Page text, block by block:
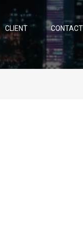
CLIENT